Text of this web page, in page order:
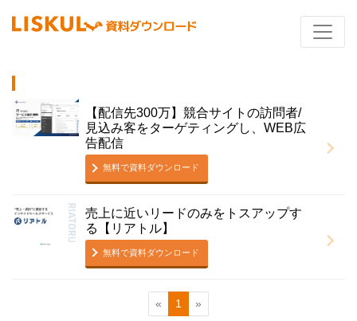
【配信先300万】競合サイトの訪問者/
見込み客をターゲティングし、WEB広
告配信
無料で資料ダウンロード
売上に近いリードのみをトスアップす
る【リアトル】
無料で資料ダウンロード
« 1 »